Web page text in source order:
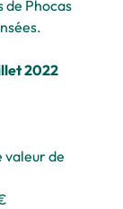
de Phocas
2022
valeur de